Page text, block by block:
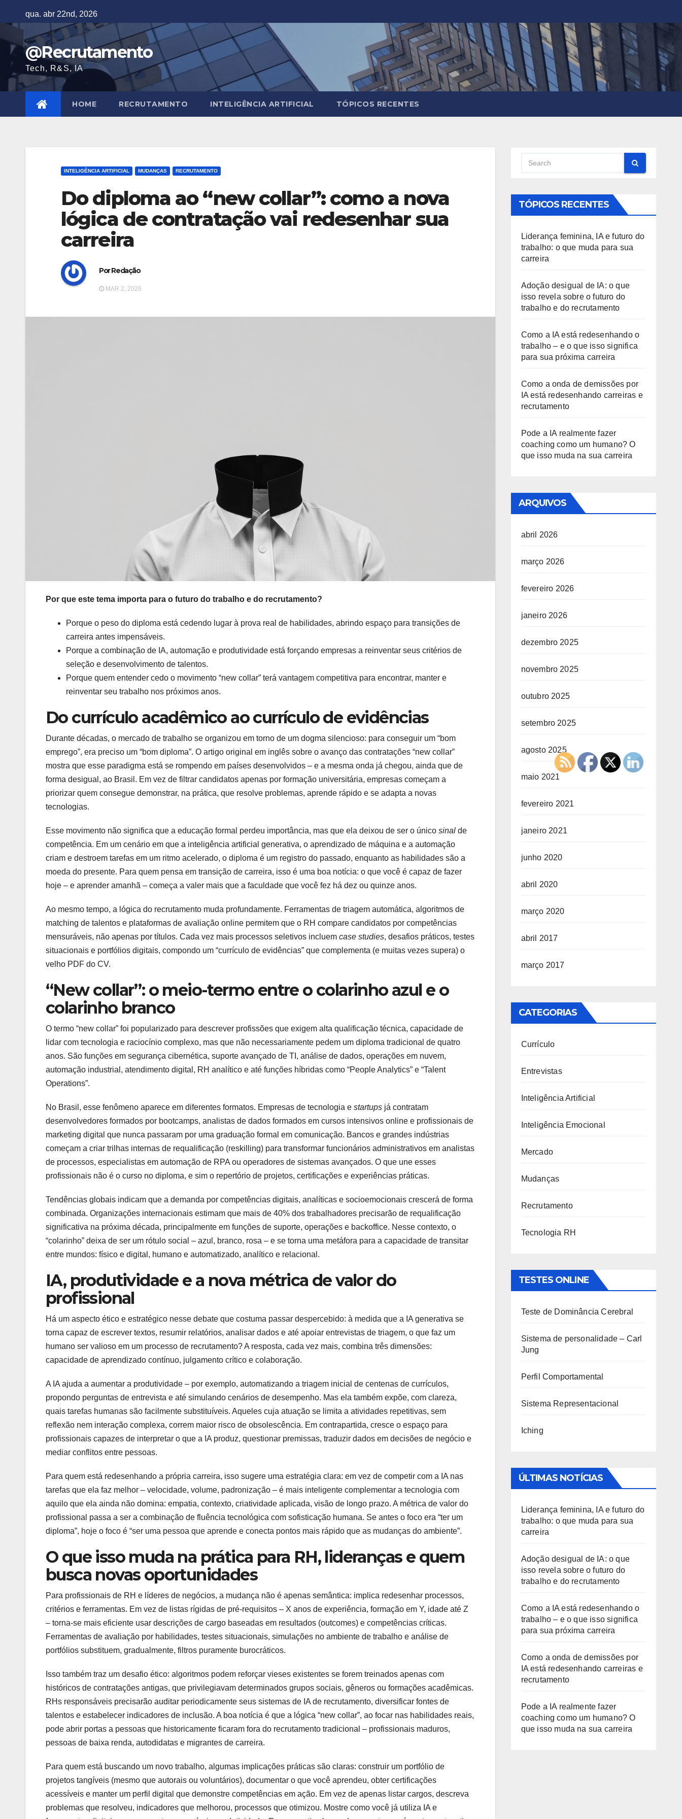
to
content
qua. abr 22nd, 2026
@Recrutamento
Tech, R&S, IA
HOME RECRUTAMENTO INTELIGÊNCIA ARTIFICIAL TÓPICOS RECENTES
INTELIGÊNCIA ARTIFICIAL MUDANÇAS RECRUTAMENTO
Do diploma ao “new collar”: como a nova
lógica de contratação vai redesenhar sua
carreira
Por Redação
MAR 2, 2026
Por que este tema importa para o futuro do trabalho e do recrutamento?
Porque o peso do diploma está cedendo lugar à prova real de habilidades, abrindo espaço para transições de
carreira antes impensáveis.
Porque a combinação de IA, automação e produtividade está forçando empresas a reinventar seus critérios de
seleção e desenvolvimento de talentos.
Porque quem entender cedo o movimento “new collar” terá vantagem competitiva para encontrar, manter e
reinventar seu trabalho nos próximos anos.
Do currículo acadêmico ao currículo de evidências
Durante décadas, o mercado de trabalho se organizou em torno de um dogma silencioso: para conseguir um “bom
emprego”, era preciso um “bom diploma”. O artigo original em inglês sobre o avanço das contratações “new collar”
mostra que esse paradigma está se rompendo em países desenvolvidos – e a mesma onda já chegou, ainda que de
forma desigual, ao Brasil. Em vez de filtrar candidatos apenas por formação universitária, empresas começam a
priorizar quem consegue demonstrar, na prática, que resolve problemas, aprende rápido e se adapta a novas
tecnologias.
Esse movimento não significa que a educação formal perdeu importância, mas que ela deixou de ser o único sinal de
competência. Em um cenário em que a inteligência artificial generativa, o aprendizado de máquina e a automação
criam e destroem tarefas em um ritmo acelerado, o diploma é um registro do passado, enquanto as habilidades são a
moeda do presente. Para quem pensa em transição de carreira, isso é uma boa notícia: o que você é capaz de fazer
hoje – e aprender amanhã – começa a valer mais que a faculdade que você fez há dez ou quinze anos.
Ao mesmo tempo, a lógica do recrutamento muda profundamente. Ferramentas de triagem automática, algoritmos de
matching de talentos e plataformas de avaliação online permitem que o RH compare candidatos por competências
mensuráveis, não apenas por títulos. Cada vez mais processos seletivos incluem case studies, desafios práticos, testes
situacionais e portfólios digitais, compondo um “currículo de evidências” que complementa (e muitas vezes supera) o
velho PDF do CV.
“New collar”: o meio-termo entre o colarinho azul e o
colarinho branco
O termo “new collar” foi popularizado para descrever profissões que exigem alta qualificação técnica, capacidade de
lidar com tecnologia e raciocínio complexo, mas que não necessariamente pedem um diploma tradicional de quatro
anos. São funções em segurança cibernética, suporte avançado de TI, análise de dados, operações em nuvem,
automação industrial, atendimento digital, RH analítico e até funções híbridas como “People Analytics” e “Talent
Operations”.
No Brasil, esse fenômeno aparece em diferentes formatos. Empresas de tecnologia e startups já contratam
desenvolvedores formados por bootcamps, analistas de dados formados em cursos intensivos online e profissionais de
marketing digital que nunca passaram por uma graduação formal em comunicação. Bancos e grandes indústrias
começam a criar trilhas internas de requalificação (reskilling) para transformar funcionários administrativos em analistas
de processos, especialistas em automação de RPA ou operadores de sistemas avançados. O que une esses
profissionais não é o curso no diploma, e sim o repertório de projetos, certificações e experiências práticas.
Tendências globais indicam que a demanda por competências digitais, analíticas e socioemocionais crescerá de forma
combinada. Organizações internacionais estimam que mais de 40% dos trabalhadores precisarão de requalificação
significativa na próxima década, principalmente em funções de suporte, operações e backoffice. Nesse contexto, o
“colarinho” deixa de ser um rótulo social – azul, branco, rosa – e se torna uma metáfora para a capacidade de transitar
entre mundos: físico e digital, humano e automatizado, analítico e relacional.
IA, produtividade e a nova métrica de valor do
profissional
Há um aspecto ético e estratégico nesse debate que costuma passar despercebido: à medida que a IA generativa se
torna capaz de escrever textos, resumir relatórios, analisar dados e até apoiar entrevistas de triagem, o que faz um
humano ser valioso em um processo de recrutamento? A resposta, cada vez mais, combina três dimensões:
capacidade de aprendizado contínuo, julgamento crítico e colaboração.
A IA ajuda a aumentar a produtividade – por exemplo, automatizando a triagem inicial de centenas de currículos,
propondo perguntas de entrevista e até simulando cenários de desempenho. Mas ela também expõe, com clareza,
quais tarefas humanas são facilmente substituíveis. Aqueles cuja atuação se limita a atividades repetitivas, sem
reflexão nem interação complexa, correm maior risco de obsolescência. Em contrapartida, cresce o espaço para
profissionais capazes de interpretar o que a IA produz, questionar premissas, traduzir dados em decisões de negócio e
mediar conflitos entre pessoas.
Para quem está redesenhando a própria carreira, isso sugere uma estratégia clara: em vez de competir com a IA nas
tarefas que ela faz melhor – velocidade, volume, padronização – é mais inteligente complementar a tecnologia com
aquilo que ela ainda não domina: empatia, contexto, criatividade aplicada, visão de longo prazo. A métrica de valor do
profissional passa a ser a combinação de fluência tecnológica com sofisticação humana. Se antes o foco era “ter um
diploma”, hoje o foco é “ser uma pessoa que aprende e conecta pontos mais rápido que as mudanças do ambiente”.
O que isso muda na prática para RH, lideranças e quem
busca novas oportunidades
Para profissionais de RH e líderes de negócios, a mudança não é apenas semântica: implica redesenhar processos,
critérios e ferramentas. Em vez de listas rígidas de pré-requisitos – X anos de experiência, formação em Y, idade até Z
– torna-se mais eficiente usar descrições de cargo baseadas em resultados (outcomes) e competências críticas.
Ferramentas de avaliação por habilidades, testes situacionais, simulações no ambiente de trabalho e análise de
portfólios substituem, gradualmente, filtros puramente burocráticos.
Isso também traz um desafio ético: algoritmos podem reforçar vieses existentes se forem treinados apenas com
históricos de contratações antigas, que privilegiavam determinados grupos sociais, gêneros ou formações acadêmicas.
RHs responsáveis precisarão auditar periodicamente seus sistemas de IA de recrutamento, diversificar fontes de
talentos e estabelecer indicadores de inclusão. A boa notícia é que a lógica “new collar”, ao focar nas habilidades reais,
pode abrir portas a pessoas que historicamente ficaram fora do recrutamento tradicional – profissionais maduros,
pessoas de baixa renda, autodidatas e migrantes de carreira.
Para quem está buscando um novo trabalho, algumas implicações práticas são claras: construir um portfólio de
projetos tangíveis (mesmo que autorais ou voluntários), documentar o que você aprendeu, obter certificações
acessíveis e manter um perfil digital que demonstre competências em ação. Em vez de apenas listar cargos, descreva
problemas que resolveu, indicadores que melhorou, processos que otimizou. Mostre como você já utiliza IA e
TÓPICOS RECENTES
Liderança feminina, IA e futuro do
trabalho: o que muda para sua
carreira
Adoção desigual de IA: o que
isso revela sobre o futuro do
trabalho e do recrutamento
Como a IA está redesenhando o
trabalho – e o que isso significa
para sua próxima carreira
Como a onda de demissões por
IA está redesenhando carreiras e
recrutamento
Pode a IA realmente fazer
coaching como um humano? O
que isso muda na sua carreira
ARQUIVOS
abril 2026
março 2026
fevereiro 2026
janeiro 2026
dezembro 2025
novembro 2025
outubro 2025
setembro 2025
agosto 2025
maio 2021
fevereiro 2021
janeiro 2021
junho 2020
abril 2020
março 2020
abril 2017
março 2017
CATEGORIAS
Currículo
Entrevistas
Inteligência Artificial
Inteligência Emocional
Mercado
Mudanças
Recrutamento
Tecnologia RH
TESTES ONLINE
Teste de Dominância Cerebral
Sistema de personalidade – Carl
Jung
Perfil Comportamental
Sistema Representacional
Iching
ÚLTIMAS NOTÍCIAS
Liderança feminina, IA e futuro do
trabalho: o que muda para sua
carreira
Adoção desigual de IA: o que
isso revela sobre o futuro do
trabalho e do recrutamento
Como a IA está redesenhando o
trabalho – e o que isso significa
para sua próxima carreira
Como a onda de demissões por
IA está redesenhando carreiras e
recrutamento
Pode a IA realmente fazer
coaching como um humano? O
que isso muda na sua carreira